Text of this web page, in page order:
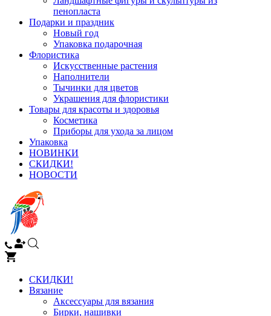
пенопласта
Подарки и праздник
Новый год
Упаковка подарочная
Флористика
Искусственные растения
Наполнители
Тычинки для цветов
Украшения для флористики
Товары для красоты и здоровья
Косметика
Приборы для ухода за лицом
Упаковка
НОВИНКИ
СКИДКИ!
НОВОСТИ
СКИДКИ!
Вязание
Аксессуары для вязания
Бирки, нашивки